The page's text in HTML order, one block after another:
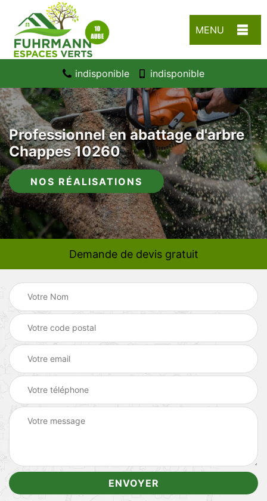
MENU
indisponible indisponible
Professionnel en abattage d'arbre
Chappes 10260
NOS RÉALISATIONS
Demande de devis gratuit